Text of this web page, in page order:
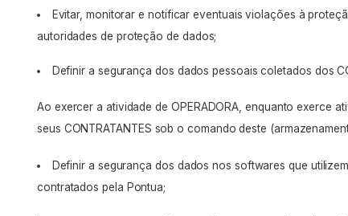
Evitar, monitorar e notificar eventuais violações à
autoridades de proteção de dados;
Definir a segurança dos dados pessoais coletados dos
Ao exercer a atividade de OPERADORA, enquanto exerce
seus CONTRATANTES sob o comando deste
Definir a segurança dos dados nos softwares que
contratados pela Pontua;